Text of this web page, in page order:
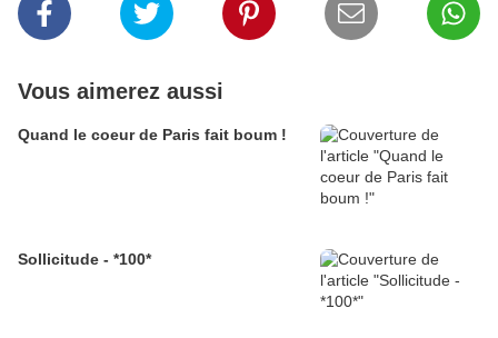
Vous aimerez aussi
Quand le coeur de Paris fait boum !
Sollicitude - *100*